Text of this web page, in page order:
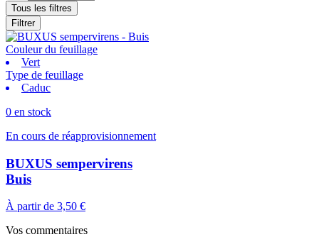
Tous les filtres
Filtrer
Couleur du feuillage
Vert
Type de feuillage
Caduc
0 en stock
En cours de réapprovisionnement
BUXUS sempervirens
Buis
À partir de 3,50 €
Vos commentaires